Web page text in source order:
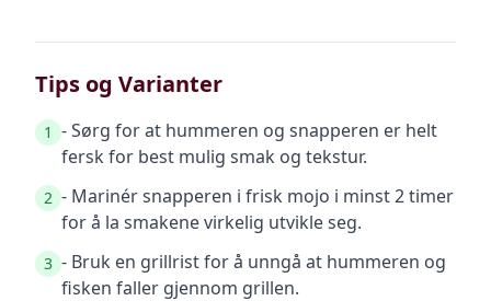
Tips og Varianter
1 - Sørg for at hummeren og snapperen er helt
fersk for best mulig smak og tekstur.
2 - Marinér snapperen i frisk mojo i minst 2 timer
for å la smakene virkelig utvikle seg.
3 - Bruk en grillrist for å unngå at hummeren og
fisken faller gjennom grillen.